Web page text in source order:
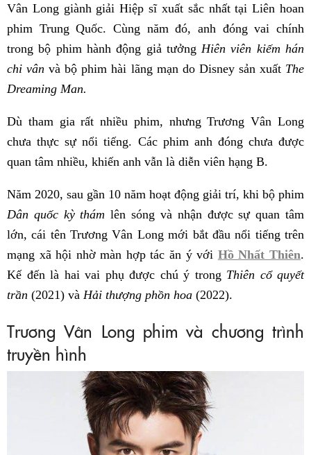
Vân Long giành giải Hiệp sĩ xuất sắc nhất tại Liên hoan
phim Trung Quốc. Cùng năm đó, anh đóng vai chính
trong bộ phim hành động giả tưởng Hiên viên kiếm hán
chi vân và bộ phim hài lãng mạn do Disney sản xuất The
Dreaming Man.
Dù tham gia rất nhiều phim, nhưng Trương Vân Long
chưa thực sự nổi tiếng. Các phim anh đóng chưa được
quan tâm nhiều, khiến anh vẫn là diễn viên hạng B.
Năm 2020, sau gần 10 năm hoạt động giải trí, khi bộ phim
Dân quốc kỳ thám lên sóng và nhận được sự quan tâm
lớn, cái tên Trương Vân Long mới bắt đầu nổi tiếng trên
mạng xã hội nhờ màn hợp tác ăn ý với Hồ Nhất Thiên.
Kế đến là hai vai phụ được chú ý trong Thiên cổ quyết
trần (2021) và Hải thượng phồn hoa (2022).
Trương Vân Long phim và chương trình
truyền hình